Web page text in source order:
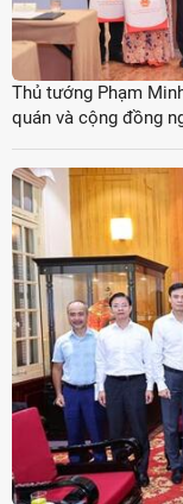
Thủ tướng Phạm
quán và cộng đồng